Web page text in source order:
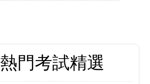
熱門考試精選